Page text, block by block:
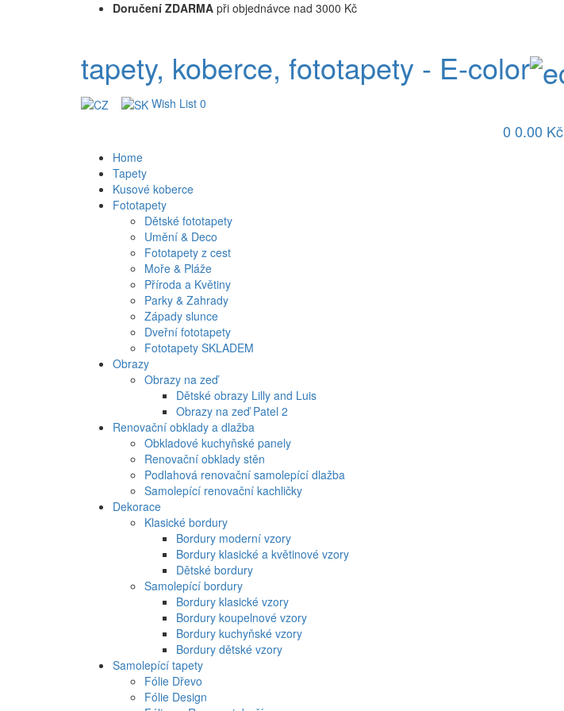
Doručení ZDARMA při objednávce nad 3000 Kč
tapety, koberce, fototapety - E-color
Wish List 0
0 0.00 Kč
Home
Tapety
Kusové koberce
Fototapety
Dětské fototapety
Umění & Deco
Fototapety z cest
Moře & Pláže
Příroda a Květiny
Parky & Zahrady
Západy slunce
Dveřní fototapety
Fototapety SKLADEM
Obrazy
Obrazy na zeď
Dětské obrazy Lilly and Luis
Obrazy na zeď Patel 2
Renovační obklady a dlažba
Obkladové kuchyňské panely
Renovační obklady stěn
Podlahová renovační samolepící dlažba
Samolepící renovační kachličky
Dekorace
Klasické bordury
Bordury moderní vzory
Bordury klasické a květinové vzory
Dětské bordury
Samolepící bordury
Bordury klasické vzory
Bordury koupelnové vzory
Bordury kuchyňské vzory
Bordury dětské vzory
Samolepící tapety
Fólie Dřevo
Fólie Design